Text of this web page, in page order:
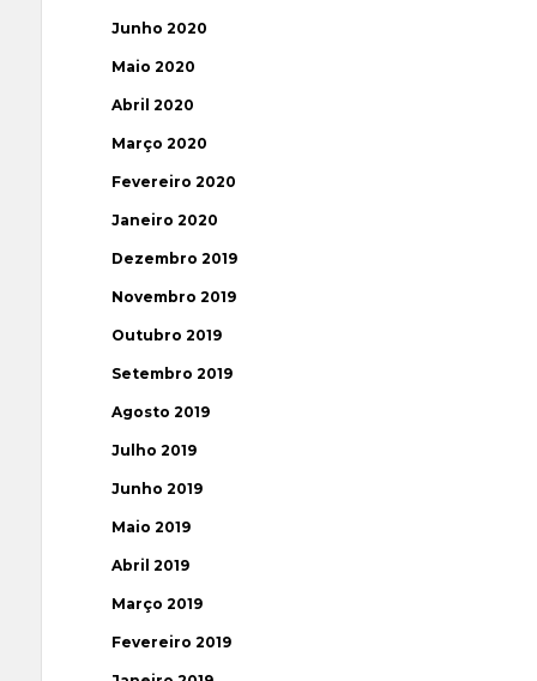
Junho 2020
Maio 2020
Abril 2020
Março 2020
Fevereiro 2020
Janeiro 2020
Dezembro 2019
Novembro 2019
Outubro 2019
Setembro 2019
Agosto 2019
Julho 2019
Junho 2019
Maio 2019
Abril 2019
Março 2019
Fevereiro 2019